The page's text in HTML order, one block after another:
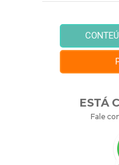
ESTÁ
Fale